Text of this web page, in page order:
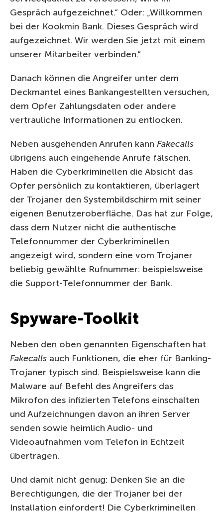
Gespräch aufgezeichnet.“ Oder: „Willkommen
bei der Kookmin Bank. Dieses Gespräch wird
aufgezeichnet. Wir werden Sie jetzt mit einem
unserer Mitarbeiter verbinden.“
Danach können die Angreifer unter dem
Deckmantel eines Bankangestellten versuchen,
dem Opfer Zahlungsdaten oder andere
vertrauliche Informationen zu entlocken.
Neben ausgehenden Anrufen kann Fakecalls
übrigens auch eingehende Anrufe fälschen.
Haben die Cyberkriminellen die Absicht das
Opfer persönlich zu kontaktieren, überlagert
der Trojaner den Systembildschirm mit seiner
eigenen Benutzeroberfläche. Das hat zur Folge,
dass dem Nutzer nicht die authentische
Telefonnummer der Cyberkriminellen
angezeigt wird, sondern eine vom Trojaner
beliebig gewählte Rufnummer: beispielsweise
die Support-Telefonnummer der Bank.
Spyware-Toolkit
Neben den oben genannten Eigenschaften hat
Fakecalls auch Funktionen, die eher für Banking-
Trojaner typisch sind. Beispielsweise kann die
Malware auf Befehl des Angreifers das
Mikrofon des infizierten Telefons einschalten
und Aufzeichnungen davon an ihren Server
senden sowie heimlich Audio- und
Videoaufnahmen vom Telefon in Echtzeit
übertragen.
Und damit nicht genug: Denken Sie an die
Berechtigungen, die der Trojaner bei der
Installation einfordert! Die Cyberkriminellen